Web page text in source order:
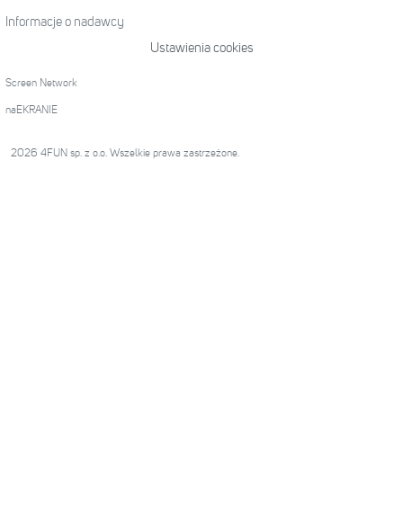
Informacje o nadawcy
Ustawienia cookies
Screen Network
naEKRANIE
2026 4FUN sp. z o.o. Wszelkie prawa zastrzeżone.